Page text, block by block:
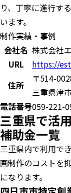
り、丁寧に進行す
います。
制作実績・事例
会社名 株式会社
URL
https://
住所
〒514-
三重県津
電話番号059-221-
三重県で活
補助金一覧
三重県内で利用で
画制作のコストを
になります。